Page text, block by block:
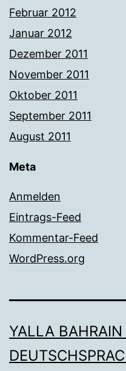
Februar 2012
Januar 2012
Dezember 2011
November 2011
Oktober 2011
September 2011
August 2011
Meta
Anmelden
Eintrags-Feed
Kommentar-Feed
WordPress.org
YALLA BAHRAIN